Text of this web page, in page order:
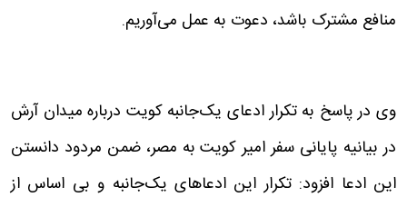
منافع مشترک باشد، دعوت به عمل می‌آوریم.
وی در پاسخ به تکرار ادعای یک‌جانبه کویت درباره میدان آرش
در بیانیه پایانی سفر امیر کویت به مصر، ضمن مردود دانستن
این ادعا افزود: تکرار این ادعاهای یک‌جانبه و بی اساس از